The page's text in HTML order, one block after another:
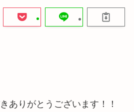
ありがとうございます！！